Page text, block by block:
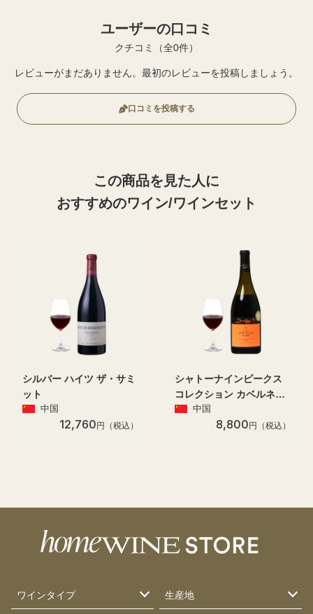
ユーザーの口コミ
クチコミ（全0件）
レビューがまだありません。最初のレビューを投稿しましょう。
口コミを投稿する
この商品を見た人に
おすすめのワイン/ワインセット
シルバー ハイツ ザ・サミ
ット
中国
12,760 円（税込）
シャトーナインピークス
コレクション カベルネ・
ガーニッシュ
中国
8,800 円（税込）
ワインタイプ 生産地